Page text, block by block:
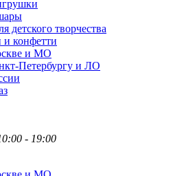
детского творчества
конфетти
и МО
Петербургу и ЛО
- 19:00